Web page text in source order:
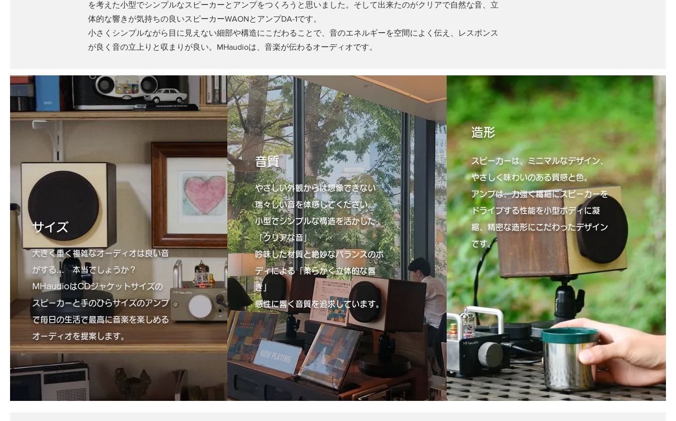
を考えた小型でシンプルなスピーカーとアンプをつくろうと思いました。そして出来たのがクリアで自然な音、立
体的な響きが気持ちの良いスピーカーWAONとアンプDA-1です。
小さくシンプルながら目に見えない細部や構造にこだわることで、音のエネルギーを空間によく伝え、レスポンス
が良く音の立上りと収まりが良い。MHaudioは、音楽が伝わるオーディオです。
​サイズ
大きく重く複雑なオーディオは良い音
がする… 本当でしょうか？
MHaudioはCDジャケットサイズの
スピーカーと手のひらサイズのアンプ
で毎日の生活で最高に音楽を楽しめる
オーディオを提案します。
音質
やさしい外観からは想像できない
瑞々しい音を体感してください。
小型でシンプルな構造を活かした
「クリアな音」
吟味した材質と絶妙なバランスのボ
ディによる「柔らかく立体的な響
き」
感性に響く音質を追求しています。
造形
スピーカーは、ミニマルなデザイン、
やさしく味わいのある質感と色。
アンプは、力強く繊細にスピーカーを
ドライブする性能を小型ボディに凝
縮、精密な造形にこだわったデザイン
です。